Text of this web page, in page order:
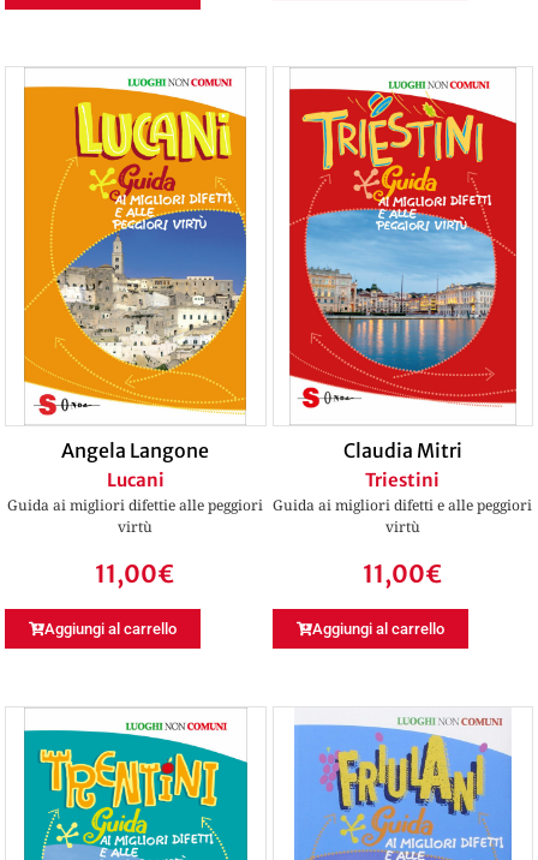
Angela Langone
Lucani
Guida ai migliori difettie alle peggiori
virtù
11,00€
Aggiungi al carrello
Claudia Mitri
Triestini
Guida ai migliori difetti e alle peggiori
virtù
11,00€
Aggiungi al carrello